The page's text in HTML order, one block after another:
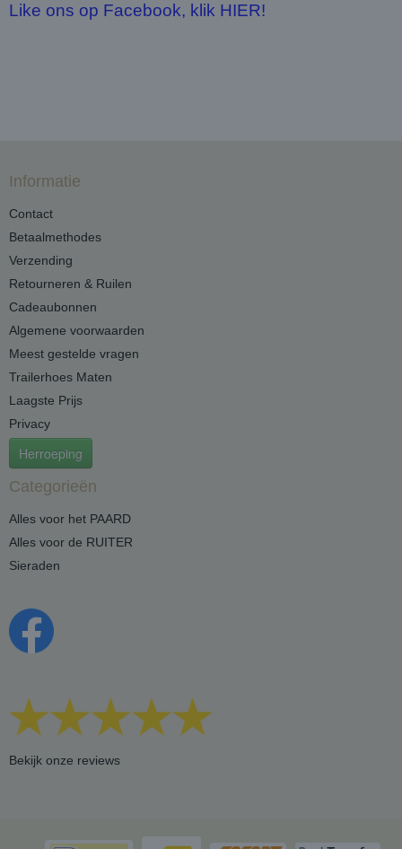
Like ons op Facebook, klik HIER!
Informatie
Contact
Betaalmethodes
Verzending
Retourneren & Ruilen
Cadeaubonnen
Algemene voorwaarden
Meest gestelde vragen
Trailerhoes Maten
Laagste Prijs
Privacy
Herroeping
Categorieën
Alles voor het PAARD
Alles voor de RUITER
Sieraden
Bekijk onze reviews